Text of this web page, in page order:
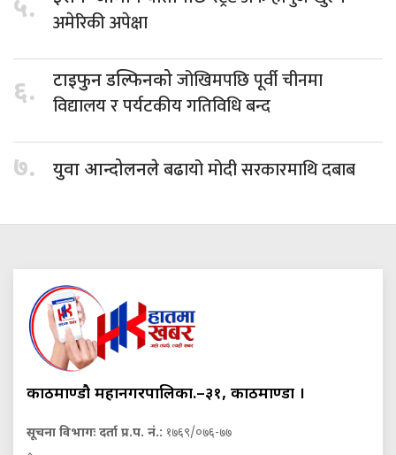
५.
अमेरिकी अपेक्षा
६. टाइफुन डल्फिनकोजोखिमपछि पूर्वी चीनमा
विद्यालय र पर्यटकीय गतिविधि बन्द
७. युवा आन्दोलनलेबढायो मोदी सरकारमाथि दबाब
काठमाण्डौ महानगरपालिका.–३१, काठमाण्डौं ।
सूचना विभागः दर्ता प्र.प. नं.: १७६९/०७६-७७